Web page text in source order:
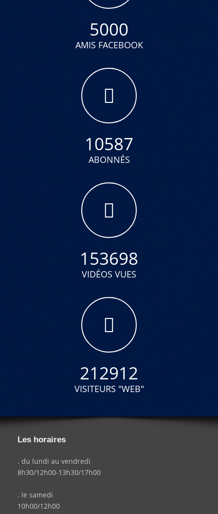
5000
AMIS FACEBOOK
10587
ABONNÉS
153698
VIDÉOS VUES
212912
VISITEURS "WEB"
Les horaires
. du lundi au vendredi
8h30/12h00-13h30/17h00
. le samedi
10h00/12h00